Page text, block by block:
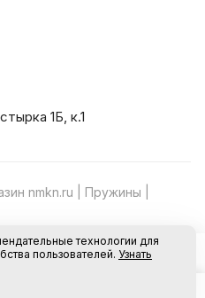
1Б, к.1
nmkn.ru | Пружины |
Оферта
технологии для
пользователей. Узнать